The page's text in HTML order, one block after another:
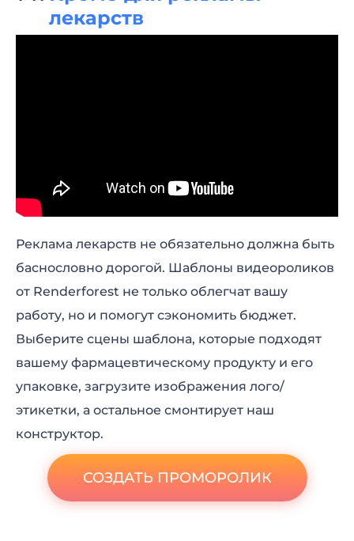
лекарств
Реклама лекарств не обязательно должна быть
баснословно дорогой. Шаблоны видеороликов
от Renderforest не только облегчат вашу
работу, но и помогут сэкономить бюджет.
Выберите сцены шаблона, которые подходят
вашему фармацевтическому продукту и его
упаковке, загрузите изображения лого/
этикетки, а остальное смонтирует наш
конструктор.
СОЗДАТЬ ПРОМОРОЛИК